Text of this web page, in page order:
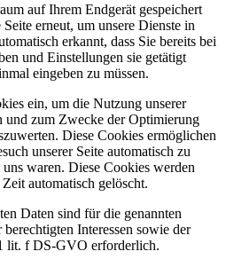
auf Ihrem Endgerät gespeichert
erneut, um unsere Dienste in
erkannt, dass Sie bereits bei
und Einstellungen sie getätigt
eingeben zu müssen.
ein, um die Nutzung unserer
und zum Zwecke der Optimierung
Diese Cookies ermöglichen
unserer Seite automatisch zu
waren. Diese Cookies werden
automatisch gelöscht.
Daten sind für die genannten
Interessen sowie der
lit. f DS-GVO erforderlich.